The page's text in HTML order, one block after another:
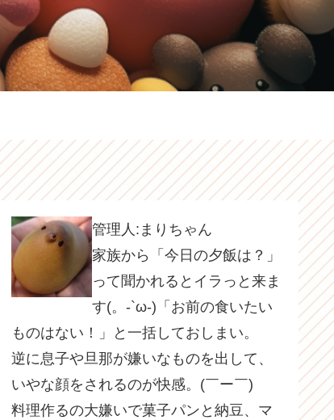
管理人:まりちゃん
家族から「今日の夕飯は？」
って聞かれるとイラっと来ま
す(。-`ω-)「お前の食いたい
ものはない！」と一括しておしまい。
逆に息子や旦那が嫌いなものを出して、
いやな顔をされるのが快感。(￣ー￣)
料理作るの大嫌いで菓子パンと納豆、マ